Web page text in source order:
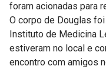
foram acionadas para
O corpo de Douglas
Instituto de Medicina
estiveram no local e
encontro com amigos